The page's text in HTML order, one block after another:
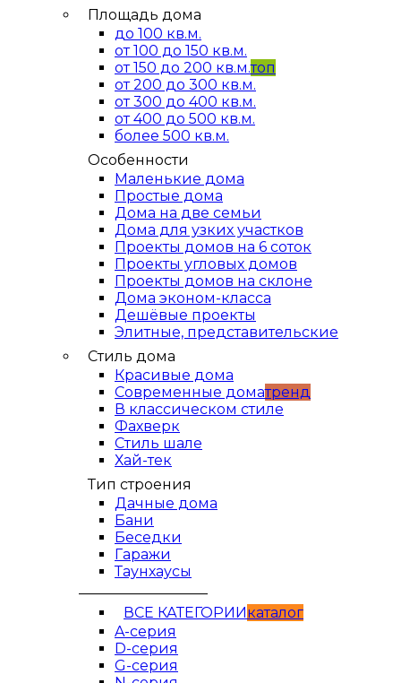
Площадь дома
до 100 кв.м.
от 100 до 150 кв.м.
от 150 до 200 кв.м.топ
от 200 до 300 кв.м.
от 300 до 400 кв.м.
от 400 до 500 кв.м.
более 500 кв.м.
Особенности
Маленькие дома
Простые дома
Дома на две семьи
Дома для узких участков
Проекты домов на 6 соток
Проекты угловых домов
Проекты домов на склоне
Дома эконом-класса
Дешёвые проекты
Элитные, представительские
Стиль дома
Красивые дома
Современные доматренд
В классическом стиле
Фахверк
Стиль шале
Хай-тек
Тип строения
Дачные дома
Бани
Беседки
Гаражи
Таунхаусы
ВСЕ КАТЕГОРИИкaтaлог
A-серия
D-серия
G-серия